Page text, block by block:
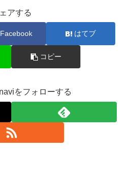
アする
Facebook はてブ
コピー
をフォローする